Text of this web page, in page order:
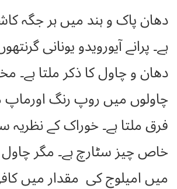
دھان پاک و ہند میں ہر جگہ
ہے۔ پرانے آیورویدو یونانی
دھان و چاول کا ذکر ملتا
چاولوں میں روپ رنگ
فرق ملتا ہے۔ خوراک کے
خاص چیز سٹارچ ہے۔ مگر
میں امیلوج کی مقدار میں